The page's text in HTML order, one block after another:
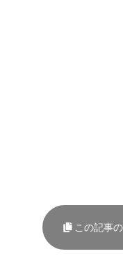
この記事の